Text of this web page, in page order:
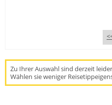
Zu Ihrer Auswahl sind derzeit
Wählen sie weniger